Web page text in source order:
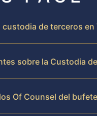
de terceros en
sobre la Custodia
Of Counsel del bufete